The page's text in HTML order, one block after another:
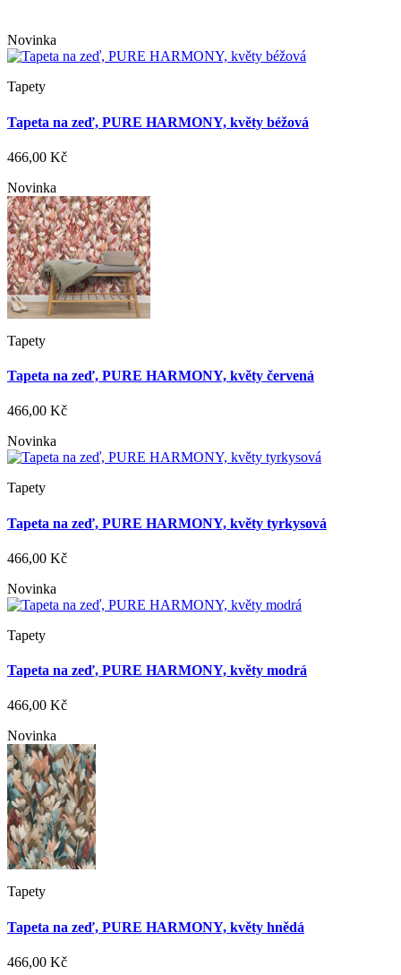
Novinka
Tapety
Tapeta na zeď, PURE HARMONY, květy béžová
466,00 Kč
Novinka
Tapety
Tapeta na zeď, PURE HARMONY, květy červená
466,00 Kč
Novinka
Tapety
Tapeta na zeď, PURE HARMONY, květy tyrkysová
466,00 Kč
Novinka
Tapety
Tapeta na zeď, PURE HARMONY, květy modrá
466,00 Kč
Novinka
Tapety
Tapeta na zeď, PURE HARMONY, květy hnědá
466,00 Kč